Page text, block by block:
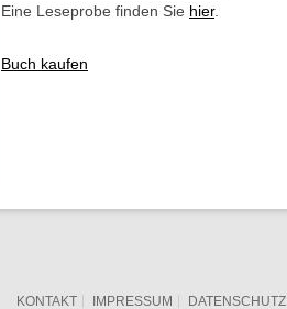
Eine Leseprobe finden Sie hier.
Buch kaufen
KONTAKT IMPRESSUM DATENSCHUTZ